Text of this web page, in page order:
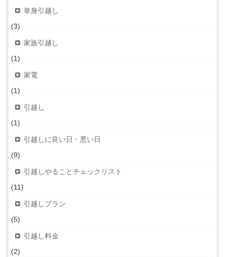
単身引越し
(3)
家族引越し
(1)
家電
(1)
引越し
(1)
引越しに良い日・悪い日
(9)
引越しやることチェックリスト
(11)
引越しプラン
(5)
引越し料金
(2)